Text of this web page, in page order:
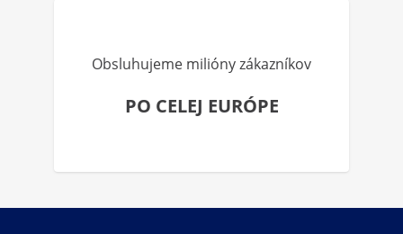
Obsluhujeme milióny zákazníkov
PO CELEJ EURÓPE